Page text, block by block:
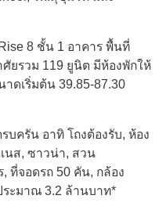
8 ชั้น 1 อาคาร พื้นที่
ยรวม 119 ยูนิต มีห้องพักให้
ดเริ่มต้น 39.85-87.30
บครัน อาทิ โถงต้องรับ, ห้อง
นส, ซาวน่า, สวน
ที่จอดรถ 50 คัน, กล้อง
ระมาณ 3.2 ล้านบาท*